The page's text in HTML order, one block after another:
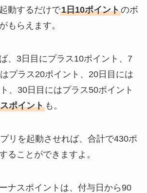
動するだけで1日10ポイントのボ
もらえます。
、3日目にプラス10ポイント、7
プラス20ポイント、20日目には
、30日目にはプラス50ポイント
ポイントも。
リを起動させれば、合計で430ポ
ることができますよ。
ナスポイントは、付与日から90